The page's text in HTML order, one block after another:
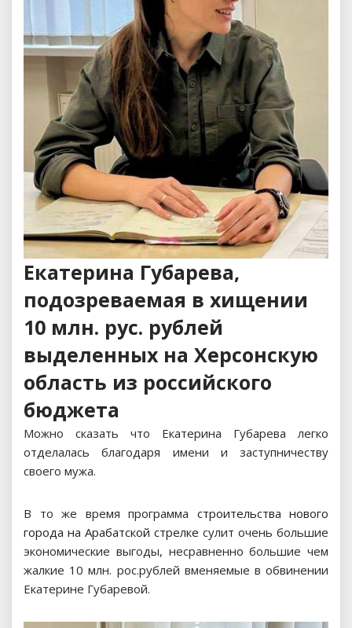
Екатерина Губарева,
подозреваемая в хищении
10 млн. рус. рублей
выделенных на Херсонскую
область из российского
бюджета
Можно сказать что Екатерина Губарева легко
отделалась благодаря имени и заступничеству
своего мужа.
В то же время программа строительства нового
города на Арабатской стрелке сулит очень большие
экономические выгоды, несравненно большие чем
жалкие 10 млн. рос.рублей вменяемые в обвинении
Екатерине Губаревой.